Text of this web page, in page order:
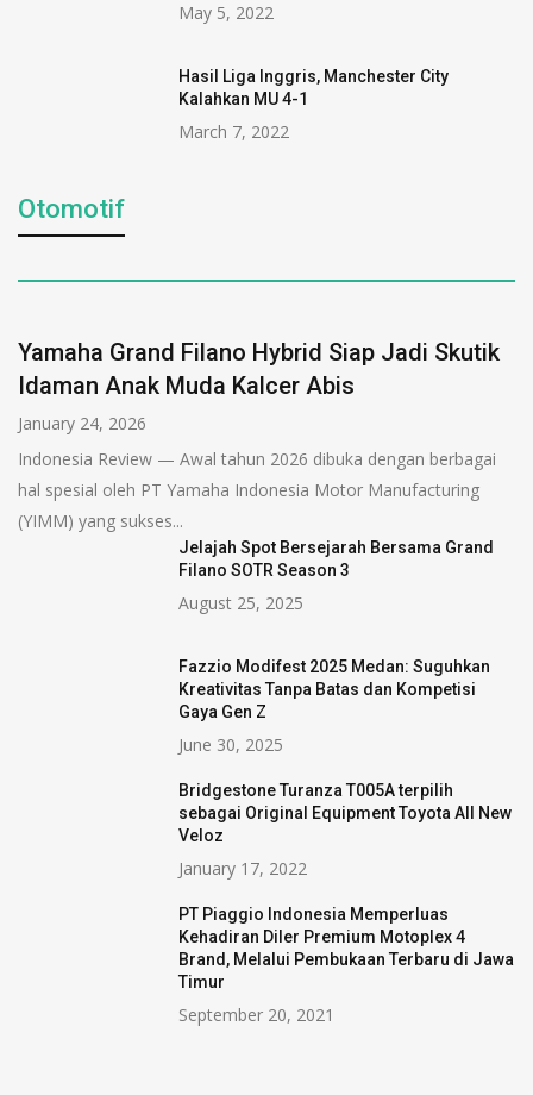
May 5, 2022
Hasil Liga Inggris, Manchester City
Kalahkan MU 4-1
March 7, 2022
Otomotif
Yamaha Grand Filano Hybrid Siap Jadi Skutik
Idaman Anak Muda Kalcer Abis
January 24, 2026
Indonesia Review — Awal tahun 2026 dibuka dengan berbagai
hal spesial oleh PT Yamaha Indonesia Motor Manufacturing
(YIMM) yang sukses...
Jelajah Spot Bersejarah Bersama Grand
Filano SOTR Season 3
August 25, 2025
Fazzio Modifest 2025 Medan: Suguhkan
Kreativitas Tanpa Batas dan Kompetisi
Gaya Gen Z
June 30, 2025
Bridgestone Turanza T005A terpilih
sebagai Original Equipment Toyota All New
Veloz
January 17, 2022
PT Piaggio Indonesia Memperluas
Kehadiran Diler Premium Motoplex 4
Brand, Melalui Pembukaan Terbaru di Jawa
Timur
September 20, 2021